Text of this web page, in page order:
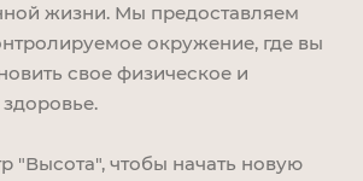
жизни. Мы предоставляем
окружение, где вы
свое физическое и
"Высота", чтобы начать новую